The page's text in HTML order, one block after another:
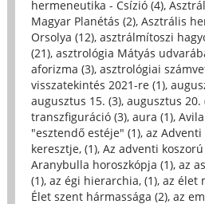
hermeneutika - Csízió (4),
Magyar Planétás (2), Asztrális
Orsolya (12), asztrálmítoszi
(21), asztrológia Mátyás
aforizma (3), asztrológiai
visszatekintés 2021-re (1),
augusztus 15. (3), augusztus 20.
transzfiguráció (3), aura (1),
"esztendő estéje" (1), az
keresztje, (1), Az adventi
Aranybulla horoszkópja (1), az
(1), az égi hierarchia, (1), az élet
Élet szent hármassága (2), az